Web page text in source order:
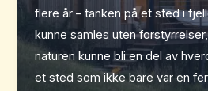
flere år – tanken på et sted i
kunne samles uten
naturen kunne bli en del av
et sted som ikke bare var en